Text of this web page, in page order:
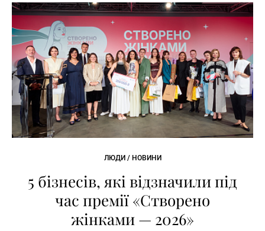
ЛЮДИ / НОВИНИ
5 бізнесів, які відзначили під
час премії «Створено
жінками — 2026»